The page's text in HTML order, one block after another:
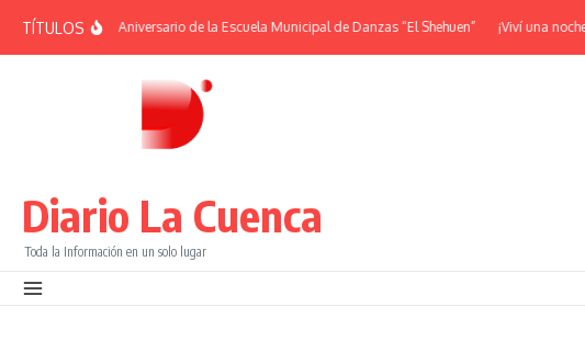
TÍTULOS| 38° Aniversario de la Escuela Municipal de Danzas “El Shehuen” ¡Viví una noche
Diario La Cuenca
Toda la Información en un solo lugar